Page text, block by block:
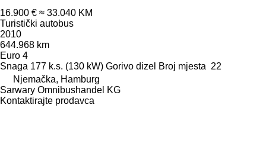
16.900 € ≈ 33.040 KM
Turistički autobus
2010
644.968 km
Euro 4
Snaga 177 k.s. (130 kW) Gorivo dizel Broj mjesta 22
Njemačka, Hamburg
Sarwary Omnibushandel KG
Kontaktirajte prodavca